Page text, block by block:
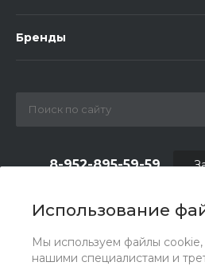
Использование
Мы используем файлы
нашими специалистами и
Бренды
8-952-895-59-59